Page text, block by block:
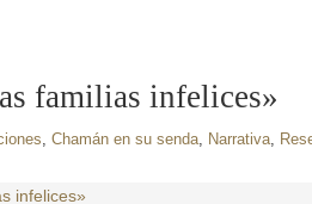
familias infelices»
, Chamán en su senda, Narrativa,